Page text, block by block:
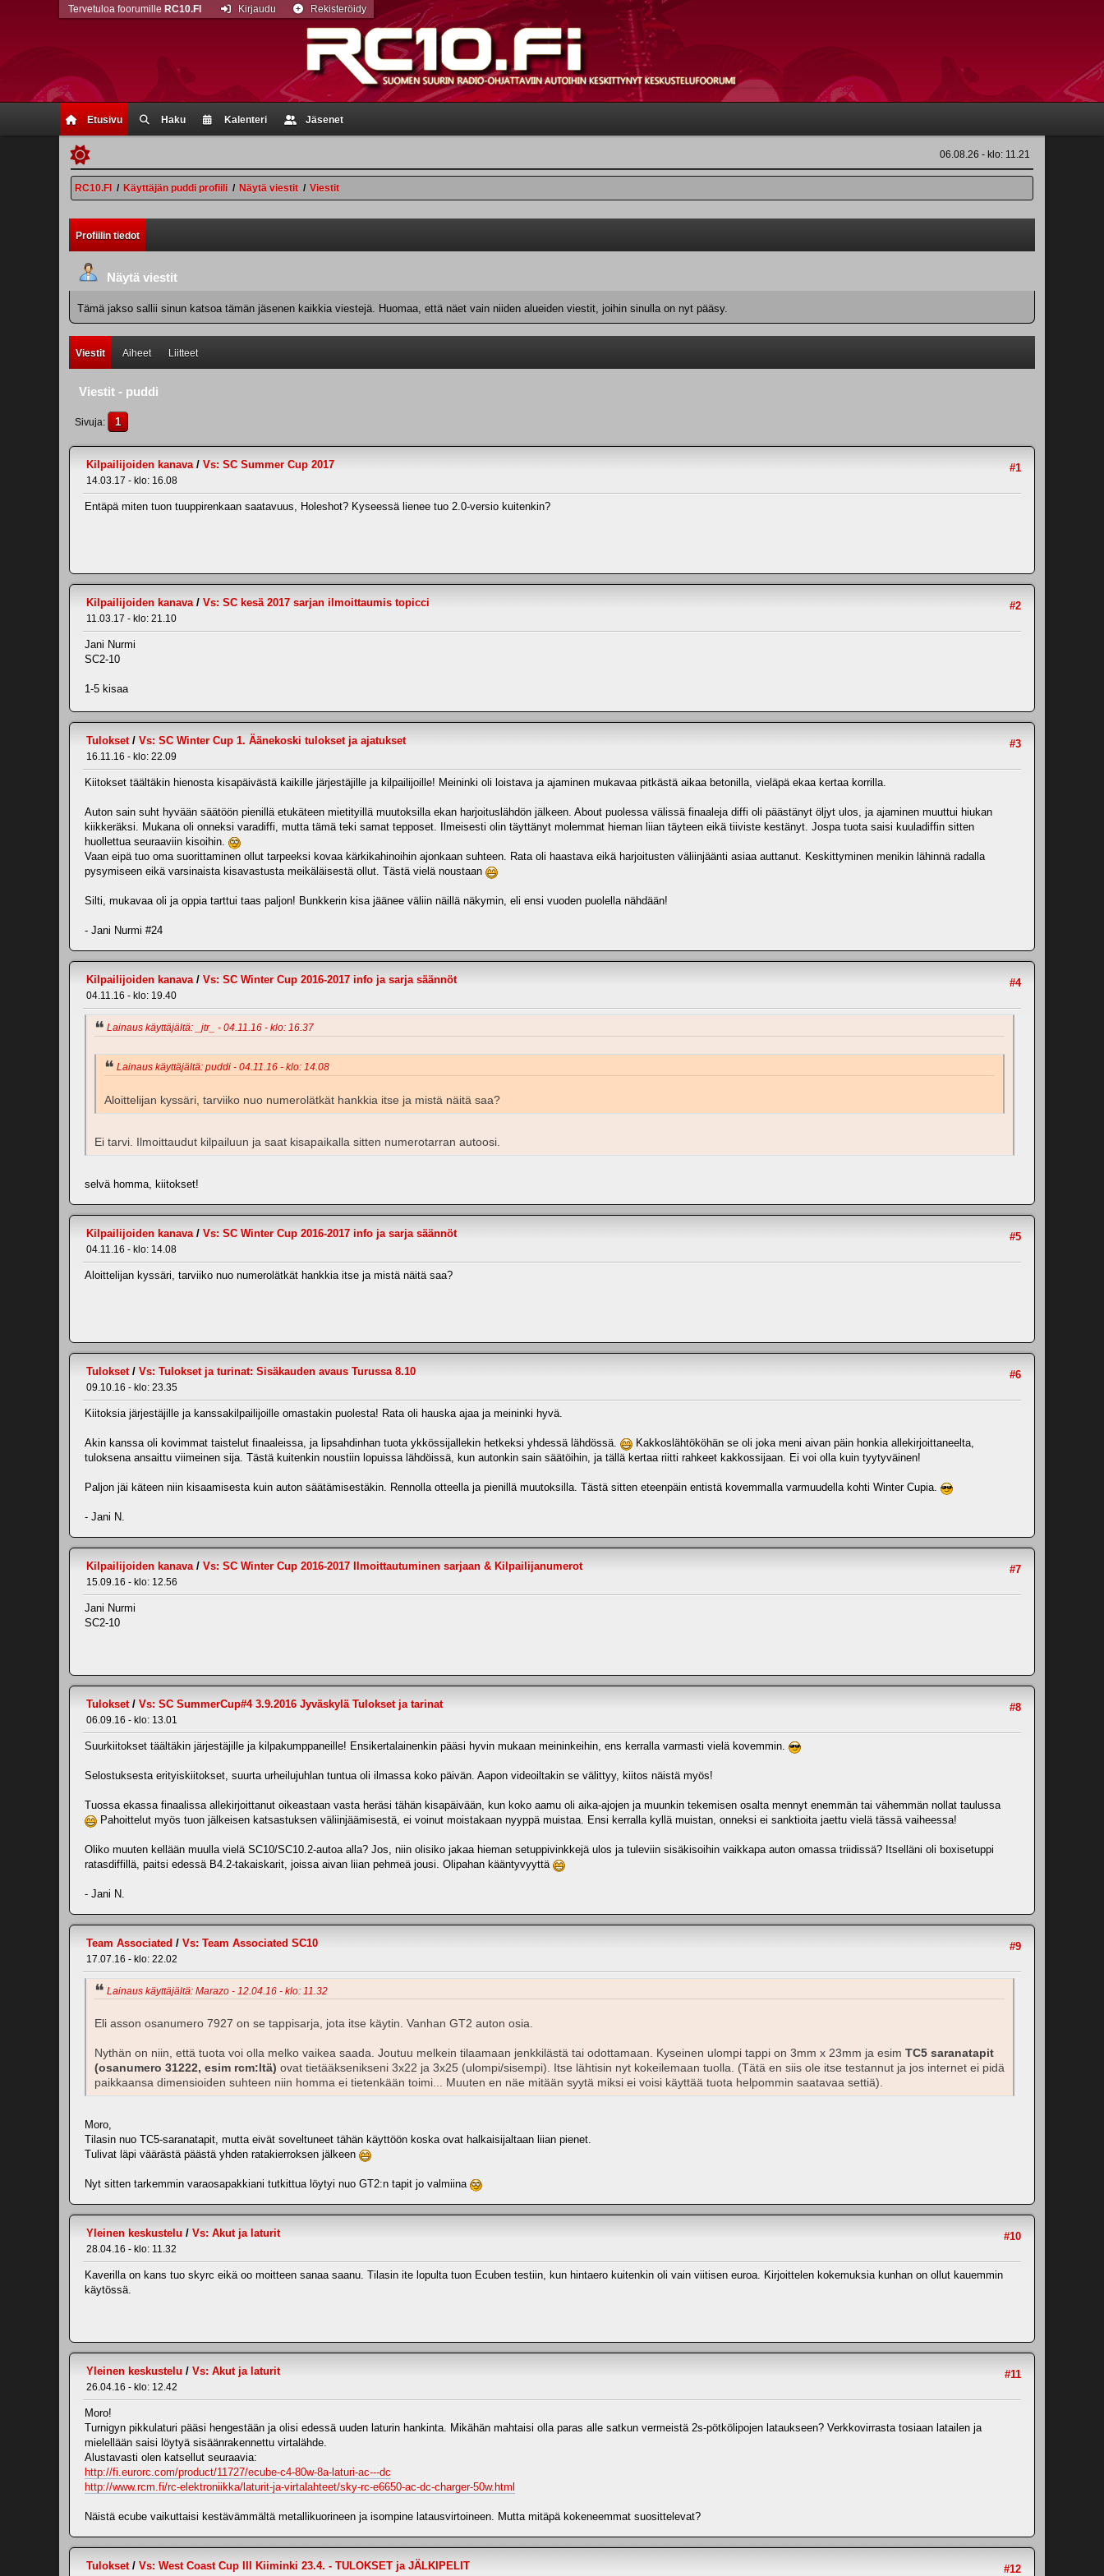
Etusivu Haku Kalenteri Jäsenet
Tervetuloa foorumille RC10.FI Kirjaudu Rekisteröidy
06.08.26 - klo: 11.21
RC10.FI / Käyttäjän puddi profiili / Näytä viestit / Viestit
Profiilin tiedot
Näytä viestit
Tämä jakso sallii sinun katsoa tämän jäsenen kaikkia viestejä. Huomaa, että näet vain niiden alueiden viestit, joihin sinulla on nyt pääsy.
Viestit Aiheet Liitteet
Viestit - puddi
Sivuja 1
#1
Kilpailijoiden kanava/ Vs: SC Summer Cup 2017
14.03.17 - klo: 16.08
Entäpä miten tuon tuuppirenkaan saatavuus, Holeshot? Kyseessä lienee tuo 2.0-versio kuitenkin?
#2
Kilpailijoiden kanava/ Vs: SC kesä 2017 sarjan ilmoittaumis topicci
11.03.17 - klo: 21.10
Jani Nurmi
SC2-10
1-5 kisaa
#3
Tulokset/ Vs: SC Winter Cup 1. Äänekoski tulokset ja ajatukset
16.11.16 - klo: 22.09
Kiitokset täältäkin hienosta kisapäivästä kaikille järjestäjille ja kilpailijoille! Meininki oli loistava ja ajaminen mukavaa pitkästä aikaa betonilla, vieläpä ekaa kertaa korrilla.
Auton sain suht hyvään säätöön pienillä etukäteen mietityillä muutoksilla ekan harjoituslähdön jälkeen. About puolessa välissä finaaleja diffi oli päästänyt öljyt ulos, ja ajaminen muuttui hiukan
kiikkeräksi. Mukana oli onneksi varadiffi, mutta tämä teki samat tepposet. Ilmeisesti olin täyttänyt molemmat hieman liian täyteen eikä tiiviste kestänyt. Jospa tuota saisi kuuladiffin sitten
huollettua seuraaviin kisoihin.
Vaan eipä tuo oma suorittaminen ollut tarpeeksi kovaa kärkikahinoihin ajonkaan suhteen. Rata oli haastava eikä harjoitusten väliinjäänti asiaa auttanut. Keskittyminen menikin lähinnä radalla
pysymiseen eikä varsinaista kisavastusta meikäläisestä ollut. Tästä vielä noustaan
Silti, mukavaa oli ja oppia tarttui taas paljon! Bunkkerin kisa jäänee väliin näillä näkymin, eli ensi vuoden puolella nähdään!
- Jani Nurmi #24
#4
Kilpailijoiden kanava/ Vs: SC Winter Cup 2016-2017 info ja sarja säännöt
04.11.16 - klo: 19.40
Lainaus käyttäjältä: _jtr_ - 04.11.16 - klo: 16.37
Lainaus käyttäjältä: puddi - 04.11.16 - klo: 14.08
Aloittelijan kyssäri, tarviiko nuo numerolätkät hankkia itse ja mistä näitä saa?
Ei tarvi. Ilmoittaudut kilpailuun ja saat kisapaikalla sitten numerotarran autoosi.
selvä homma, kiitokset!
#5
Kilpailijoiden kanava / Vs: SC Winter Cup 2016-2017 info ja sarja säännöt
04.11.16 - klo: 14.08
Aloittelijan kyssäri, tarviiko nuo numerolätkät hankkia itse ja mistä näitä saa?
#6
Tulokset/ Vs: Tulokset ja turinat: Sisäkauden avaus Turussa 8.10
09.10.16 - klo: 23.35
Kiitoksia järjestäjille ja kanssakilpailijoille omastakin puolesta! Rata oli hauska ajaa ja meininki hyvä.
Akin kanssa oli kovimmat taistelut finaaleissa, ja lipsahdinhan tuota ykkössijallekin hetkeksi yhdessä lähdössä.
Kakkoslähtököhän se oli joka meni aivan päin honkia allekirjoittaneelta,
tuloksena ansaittu viimeinen sija. Tästä kuitenkin noustiin lopuissa lähdöissä, kun autonkin sain säätöihin, ja tällä kertaa riitti rahkeet kakkossijaan. Ei voi olla kuin tyytyväinen!
Paljon jäi käteen niin kisaamisesta kuin auton säätämisestäkin. Rennolla otteella ja pienillä muutoksilla. Tästä sitten eteenpäin entistä kovemmalla varmuudella kohti Winter Cupia.
- Jani N.
#7
Kilpailijoiden kanava / Vs: SC Winter Cup 2016-2017 Ilmoittautuminen sarjaan & Kilpailijanumerot
15.09.16 - klo: 12.56
Jani Nurmi
SC2-10
#8
Tulokset/ Vs: SC SummerCup#4 3.9.2016 Jyväskylä Tulokset ja tarinat
06.09.16 - klo: 13.01
Suurkiitokset täältäkin järjestäjille ja kilpakumppaneille! Ensikertalainenkin pääsi hyvin mukaan meininkeihin, ens kerralla varmasti vielä kovemmin.
Selostuksesta erityiskiitokset, suurta urheilujuhlan tuntua oli ilmassa koko päivän. Aapon videoiltakin se välittyy, kiitos näistä myös!
Tuossa ekassa finaalissa allekirjoittanut oikeastaan vasta heräsi tähän kisapäivään, kun koko aamu oli aika-ajojen ja muunkin tekemisen osalta mennyt enemmän tai vähemmän nollat taulussa
Pahoittelut myös tuon jälkeisen katsastuksen väliinjäämisestä, ei voinut moistakaan nyyppä muistaa. Ensi kerralla kyllä muistan, onneksi ei sanktioita jaettu vielä tässä vaiheessa!
Oliko muuten kellään muulla vielä SC10/SC10.2-autoa alla? Jos, niin olisiko jakaa hieman setuppivinkkejä ulos ja tuleviin sisäkisoihin vaikkapa auton omassa triidissä? Itselläni oli boxisetuppi
ratasdiffillä, paitsi edessä B4.2-takaiskarit, joissa aivan liian pehmeä jousi. Olipahan kääntyvyyttä
- Jani N.
#9
Team Associated / Vs: Team Associated SC10
17.07.16 - klo: 22.02
Lainaus käyttäjältä: Marazo - 12.04.16 - klo: 11.32
Eli asson osanumero 7927 on se tappisarja, jota itse käytin. Vanhan GT2 auton osia.
Nythän on niin, että tuota voi olla melko vaikea saada. Joutuu melkein tilaamaan jenkkilästä tai odottamaan. Kyseinen ulompi tappi on 3mm x 23mm ja esim TC5 saranatapit
(osanumero 31222, esim rcm:ltä) ovat tietääksenikseni 3x22 ja 3x25 (ulompi/sisempi). Itse lähtisin nyt kokeilemaan tuolla. (Tätä en siis ole itse testannut ja jos internet ei pidä
paikkaansa dimensioiden suhteen niin homma ei tietenkään toimi... Muuten en näe mitään syytä miksi ei voisi käyttää tuota helpommin saatavaa settiä).
Moro,
Tilasin nuo TC5-saranatapit, mutta eivät soveltuneet tähän käyttöön koska ovat halkaisijaltaan liian pienet.
Tulivat läpi väärästä päästä yhden ratakierroksen jälkeen
Nyt sitten tarkemmin varaosapakkiani tutkittua löytyi nuo GT2:n tapit jo valmiina
#10
Yleinen keskustelu / Vs: Akut ja laturit
28.04.16 - klo: 11.32
Kaverilla on kans tuo skyrc eikä oo moitteen sanaa saanu. Tilasin ite lopulta tuon Ecuben testiin, kun hintaero kuitenkin oli vain viitisen euroa. Kirjoittelen kokemuksia kunhan on ollut kauemmin
käytössä.
#11
Yleinen keskustelu / Vs: Akut ja laturit
26.04.16 - klo: 12.42
Moro!
Turnigyn pikkulaturi pääsi hengestään ja olisi edessä uuden laturin hankinta. Mikähän mahtaisi olla paras alle satkun vermeistä 2s-pötkölipojen lataukseen? Verkkovirrasta tosiaan latailen ja
mielellään saisi löytyä sisäänrakennettu virtalähde.
Alustavasti olen katsellut seuraavia:
http://fi.eurorc.com/product/11727/ecube-c4-80w-8a-laturi-ac---dc
http://www.rcm.fi/rc-elektroniikka/laturit-ja-virtalahteet/sky-rc-e6650-ac-dc-charger-50w.html
Näistä ecube vaikuttaisi kestävämmältä metallikuorineen ja isompine latausvirtoineen. Mutta mitäpä kokeneemmat suosittelevat?
#12
Tulokset/ Vs: West Coast Cup III Kiiminki 23.4. - TULOKSET ja JÄLKIPELIT